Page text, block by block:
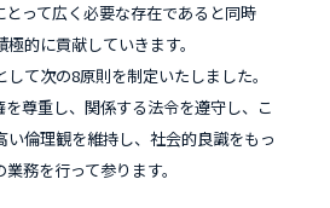
って広く必要な存在であると同時
的に貢献していきます。
て次の8原則を制定いたしました。
尊重し、関係する法令を遵守し、こ
倫理観を維持し、社会的良識をもっ
務を行って参ります。